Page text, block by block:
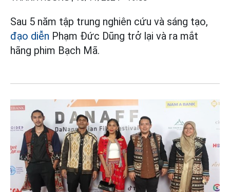
Sau 5 năm tập trung nghiên cứu và sáng tạo,
đạo diễn Phạm Đức Dũng trở lại và ra mắt
hãng phim Bạch Mã.